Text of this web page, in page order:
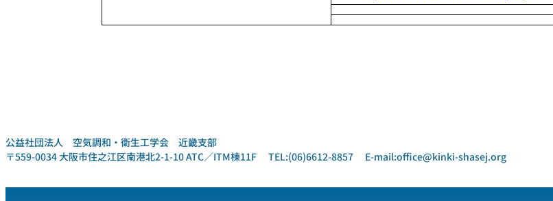
公益社団法人 空気調和・衛生工学会 近畿支部
〒559-0034 大阪市住之江区南港北2-1-10 ATC／ITM棟11F TEL:(06)6612-8857 E-mail:office@kinki-shasej.org